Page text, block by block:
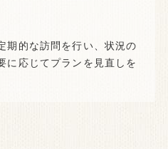
期的な訪問を行い、状況の
に応じてプランを見直しを